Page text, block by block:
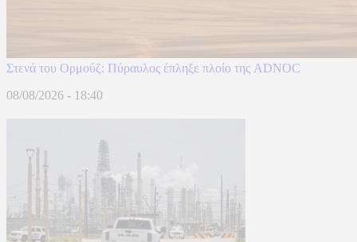
Στενά του Ορμούζ: Πύραυλος έπληξε πλοίο της ADNOC
08/08/2026 - 18:40